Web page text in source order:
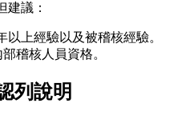
建議：
上經驗以及被稽核經驗。
稽核人員資格。
列說明